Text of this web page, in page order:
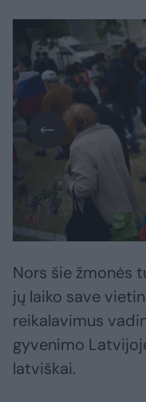
Nors šie žmonės
jų laiko save
reikalavimus
gyvenimo
latviškai.